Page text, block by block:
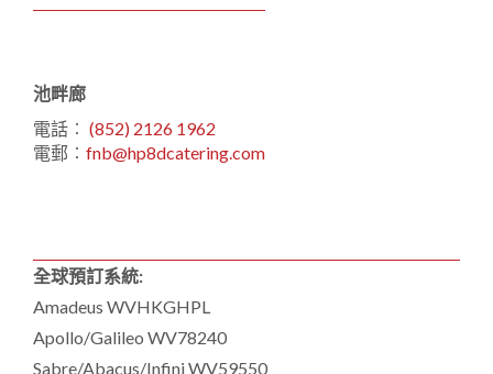
池畔廊
電話︰ (852) 2126 1962
電郵︰ fnb@hp8dcatering.com
全球預訂系統:
Amadeus WVHKGHPL
Apollo/Galileo WV78240
Sabre/Abacus/Infini WV59550